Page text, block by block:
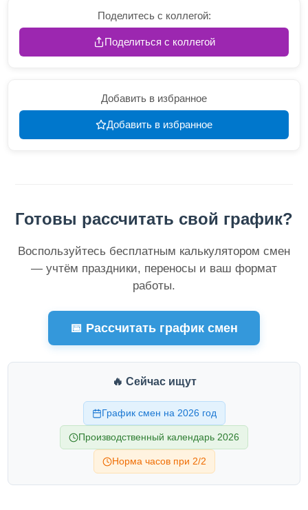
Поделитесь с коллегой:
Поделиться с коллегой
Добавить в избранное
Добавить в избранное
Готовы рассчитать свой график?
Воспользуйтесь бесплатным калькулятором смен
— учтём праздники, переносы и ваш формат
работы.
📅 Рассчитать график смен
🔥 Сейчас ищут
График смен на 2026 год
Производственный календарь 2026
Норма часов при 2/2